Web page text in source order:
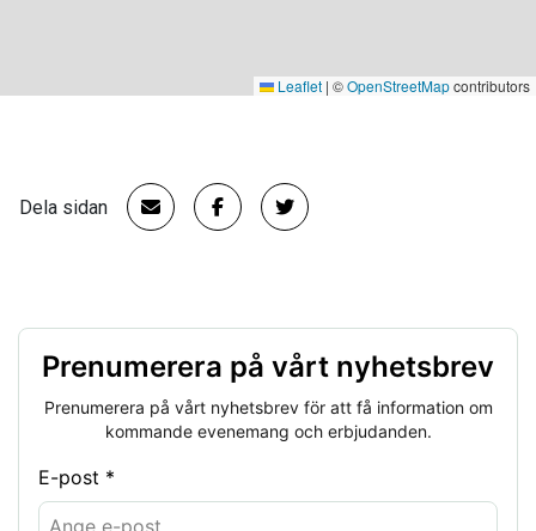
Leaflet | ©OpenStreetMapcontributors
Dela sidan
Prenumerera på vårt nyhetsbrev
Prenumerera på vårt nyhetsbrev för att få information om
kommande evenemang och erbjudanden.
E-post *